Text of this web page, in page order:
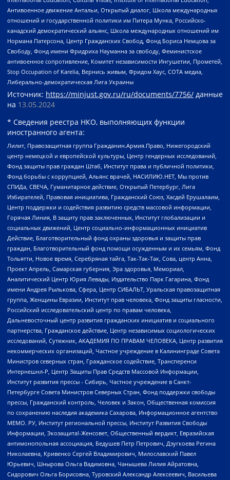
Антивоенное движение Антальи, Открытый диалог, Школа международных
отношений и государственной политики им Питера Мунка, Российско-
канадский демократический альянс, Школа международных отношений им
Нормана Патерсона, Центр Гражданских Свобод, Фонд Бориса Немцова за
Свободу, Фонд имени Фридриха Науманна за свободу, Феминистское
антивоенное сопротивление, Комитет независимости Ингушетии, Прометей,
Stop Occupation of Karelia, Вернись живым, Фридом Хаус, СОТА медиа,
Либерально-демократическая Лига Украины
Источник: https://minjust.gov.ru/ru/documents/7756/ данные
на 13.05.2024
* Сведения реестра НКО, выполняющих функции
иностранного агента:
Лилит, Правозащитная группа Гражданин.Армия.Право, Нижегородский
центр немецкой и европейской культуры, Центр гендерных исследований,
Фонд защиты прав граждан Штаб, Институт права и публичной политики,
Фонд борьбы с коррупцией, Альянс врачей, НАСИЛИЮ.НЕТ, Мы против
СПИДа, СВЕЧА, Гуманитарное действие, Открытый Петербург, Лига
Избирателей, Правовая инициатива, Гражданский Союз, Хасдей Ерушалаим,
Центр поддержки и содействия развитию средств массовой информации,
Горячая Линия, В защиту прав заключенных, Институт глобализации и
социальных движений, Центр социально-информационных инициатив
Действие, Благотворительный фонд охраны здоровья и защиты прав
граждан, Благотворительный фонд помощи осужденным и их семьям, Фонд
Тольятти, Новое время, Серебряная тайга, Так-Так-Так, Сова, центр Анна,
Проект Апрель, Самарская губерния, Эра здоровья, Мемориал,
Аналитический Центр Юрия Левады, Издательство Парк Гагарина, Фонд
имени Андрея Рылькова, Сфера, Центр СИБАЛЬТ, Уральская правозащитная
группа, Женщины Евразии, Институт прав человека, Фонд защиты гласности,
Российский исследовательский центр по правам человека,
Дальневосточный центр развития гражданских инициатив и социального
партнерства, Гражданское действие, Центр независимых социологических
исследований, Сутяжник, АКАДЕМИЯ ПО ПРАВАМ ЧЕЛОВЕКА, Центр развития
некоммерческих организаций, Частное учреждение в Калининграде Совета
Министров северных стран, Гражданское содействие, Трансперенси
Интернешнл-Р, Центр Защиты Прав Средств Массовой Информации,
Институт развития прессы - Сибирь, Частное учреждение в Санкт-
Петербурге Совета Министров Северных Стран, Фонд поддержки свободы
прессы, Гражданский контроль, Человек и Закон, Общественная комиссия
по сохранению наследия академика Сахарова, Информационное агентство
МЕМО. РУ, Институт региональной прессы, Институт Развития Свободы
Информации, Экозащита!-Женсовет, Общественный вердикт, Евразийская
антимонопольная ассоциация, Бедушев Петр Петрович, Дзугкоева Регина
Николаевна, Кривенко Сергей Владимирович, Милославский Павел
Юрьевич, Шнырова Ольга Вадимовна, Чанышева Лилия Айратовна,
Сидорович Ольга Борисовна, Туровский Александр Алексеевич, Васильева